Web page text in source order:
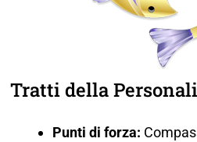
Tratti della
Punti di forza: